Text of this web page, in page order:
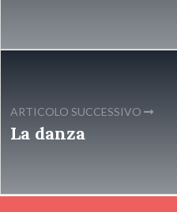
ARTICOLO SUCCESSIVO
La danza